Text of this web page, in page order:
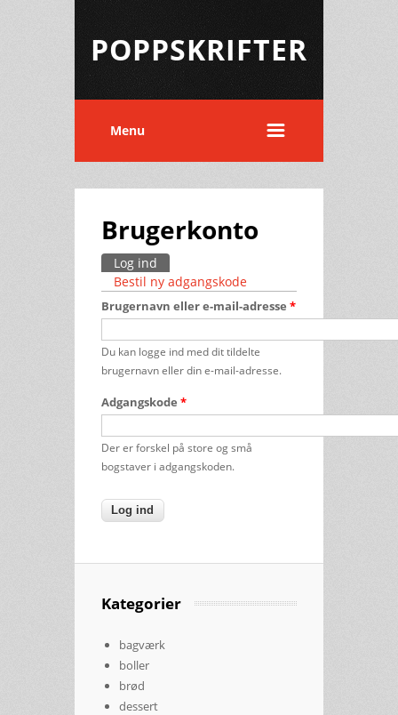
POPPSKRIFTER
Menu
Brugerkonto
Primære faneblade
Log ind
Bestil ny adgangskode
Brugernavn eller e-mail-adresse *
Du kan logge ind med dit tildelte
brugernavn eller din e-mail-adresse.
Adgangskode *
Der er forskel på store og små
bogstaver i adgangskoden.
Kategorier
bagværk
boller
brød
dessert